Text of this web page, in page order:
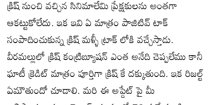
క్రిష్ నుంచి వచ్చిన సినిమాలేమి ప్రేక్షకులను అంతగా
ఆకట్టుకోలేదు. ఇక ఇవి ఏ మాత్రం పాజిటివ్ టాక్
సంపాదించుకున్న క్రిష్ మళ్ళీ ట్రాక్ లోకి వచ్చేస్తాడు.
వీరమల్లులో క్రిష్ కంట్రిబ్యూషన్ ఎంత అనేది చెప్పలేము కానీ
ఘాటీ క్రెడిట్ మాత్రం పూర్తిగా క్రిష్ కే దక్కుతుంది. ఇక రిజల్ట్
ఏమౌతుందో చూడాలి. మరి ఈ అప్డేట్ పై మీ